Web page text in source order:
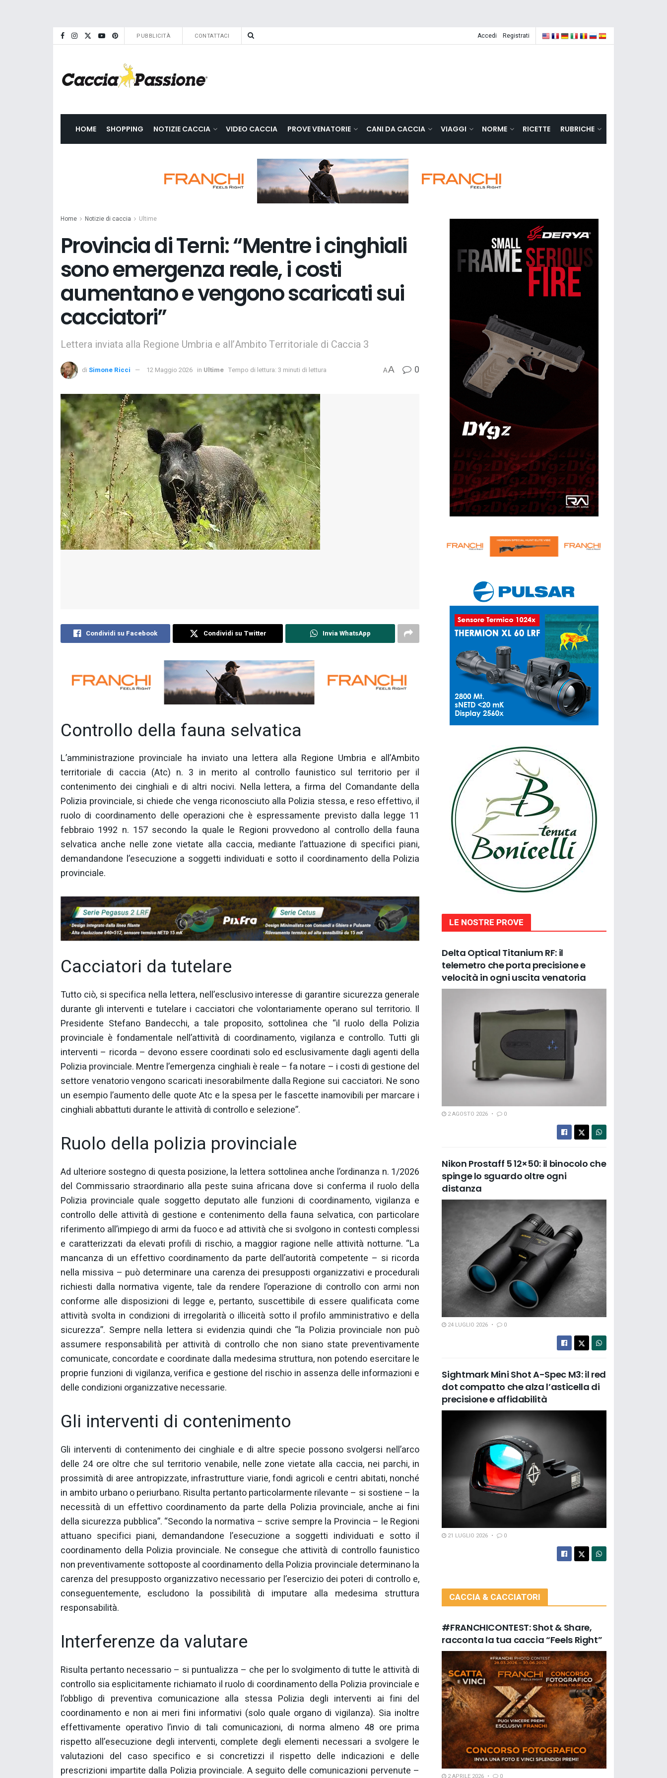
PUBBLICITÀ CONTATTACI Accedi Registrati
HOME SHOPPING NOTIZIE CACCIA VIDEO CACCIA PROVE VENATORIE CANI DA CACCIA VIAGGI NORME RICETTE RUBRICHE
Home Notizie di caccia Ultime
Provincia di Terni: “Mentre i cinghiali
sono emergenza reale, i costi
aumentano e vengono scaricati sui
cacciatori”
Lettera inviata alla Regione Umbria e all’Ambito Territoriale di Caccia 3
di Simone Ricci 12 Maggio 2026 in Ultime Tempo di lettura: 3 minuti di lettura AA 0
Condividi su Facebook Condividi su Twitter Invia WhatsApp
Controllo della fauna selvatica
L’amministrazione provinciale ha inviato una lettera alla Regione Umbria e all’Ambito
territoriale di caccia (Atc) n. 3 in merito al controllo faunistico sul territorio per il
contenimento dei cinghiali e di altri nocivi. Nella lettera, a firma del Comandante della
Polizia provinciale, si chiede che venga riconosciuto alla Polizia stessa, e reso effettivo, il
ruolo di coordinamento delle operazioni che è espressamente previsto dalla legge 11
febbraio 1992 n. 157 secondo la quale le Regioni provvedono al controllo della fauna
selvatica anche nelle zone vietate alla caccia, mediante l’attuazione di specifici piani,
demandandone l’esecuzione a soggetti individuati e sotto il coordinamento della Polizia
provinciale.
Cacciatori da tutelare
Tutto ciò, si specifica nella lettera, nell’esclusivo interesse di garantire sicurezza generale
durante gli interventi e tutelare i cacciatori che volontariamente operano sul territorio. Il
Presidente Stefano Bandecchi, a tale proposito, sottolinea che “il ruolo della Polizia
provinciale è fondamentale nell’attività di coordinamento, vigilanza e controllo. Tutti gli
interventi – ricorda – devono essere coordinati solo ed esclusivamente dagli agenti della
Polizia provinciale. Mentre l’emergenza cinghiali è reale – fa notare – i costi di gestione del
settore venatorio vengono scaricati inesorabilmente dalla Regione sui cacciatori. Ne sono
un esempio l’aumento delle quote Atc e la spesa per le fascette inamovibili per marcare i
cinghiali abbattuti durante le attività di controllo e selezione”.
Ruolo della polizia provinciale
Ad ulteriore sostegno di questa posizione, la lettera sottolinea anche l’ordinanza n. 1/2026
del Commissario straordinario alla peste suina africana dove si conferma il ruolo della
Polizia provinciale quale soggetto deputato alle funzioni di coordinamento, vigilanza e
controllo delle attività di gestione e contenimento della fauna selvatica, con particolare
riferimento all’impiego di armi da fuoco e ad attività che si svolgono in contesti complessi
e caratterizzati da elevati profili di rischio, a maggior ragione nelle attività notturne. “La
mancanza di un effettivo coordinamento da parte dell’autorità competente – si ricorda
nella missiva – può determinare una carenza dei presupposti organizzativi e procedurali
richiesti dalla normativa vigente, tale da rendere l’operazione di controllo con armi non
conforme alle disposizioni di legge e, pertanto, suscettibile di essere qualificata come
attività svolta in condizioni di irregolarità o illiceità sotto il profilo amministrativo e della
sicurezza”. Sempre nella lettera si evidenzia quindi che “la Polizia provinciale non può
assumere responsabilità per attività di controllo che non siano state preventivamente
comunicate, concordate e coordinate dalla medesima struttura, non potendo esercitare le
proprie funzioni di vigilanza, verifica e gestione del rischio in assenza delle informazioni e
delle condizioni organizzative necessarie.
Gli interventi di contenimento
Gli interventi di contenimento dei cinghiale e di altre specie possono svolgersi nell’arco
delle 24 ore oltre che sul territorio venabile, nelle zone vietate alla caccia, nei parchi, in
prossimità di aree antropizzate, infrastrutture viarie, fondi agricoli e centri abitati, nonché
in ambito urbano o periurbano. Risulta pertanto particolarmente rilevante – si sostiene – la
necessità di un effettivo coordinamento da parte della Polizia provinciale, anche ai fini
della sicurezza pubblica”. “Secondo la normativa – scrive sempre la Provincia – le Regioni
attuano specifici piani, demandandone l’esecuzione a soggetti individuati e sotto il
coordinamento della Polizia provinciale. Ne consegue che attività di controllo faunistico
non preventivamente sottoposte al coordinamento della Polizia provinciale determinano la
carenza del presupposto organizzativo necessario per l’esercizio dei poteri di controllo e,
conseguentemente, escludono la possibilità di imputare alla medesima struttura
responsabilità.
Interferenze da valutare
Risulta pertanto necessario – si puntualizza – che per lo svolgimento di tutte le attività di
controllo sia esplicitamente richiamato il ruolo di coordinamento della Polizia provinciale e
l’obbligo di preventiva comunicazione alla stessa Polizia degli interventi ai fini del
coordinamento e non ai meri fini informativi (solo quale organo di vigilanza). Sia inoltre
effettivamente operativo l’invio di tali comunicazioni, di norma almeno 48 ore prima
rispetto all’esecuzione degli interventi, complete degli elementi necessari a svolgere le
valutazioni del caso specifico e si concretizzi il rispetto delle indicazioni e delle
prescrizioni impartite dalla Polizia provinciale. A seguito delle comunicazioni pervenute –
LE NOSTRE PROVE
Delta Optical Titanium RF: il
telemetro che porta precisione e
velocità in ogni uscita venatoria
2 AGOSTO 2026 0
Nikon Prostaff 5 12×50: il binocolo che
spinge lo sguardo oltre ogni
distanza
24 LUGLIO 2026 0
Sightmark Mini Shot A-Spec M3: il red
dot compatto che alza l’asticella di
precisione e affidabilità
21 LUGLIO 2026 0
CACCIA & CACCIATORI
#FRANCHICONTEST: Shot & Share,
racconta la tua caccia “Feels Right”
2 APRILE 2026 0